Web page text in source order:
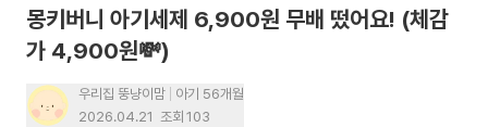
몽키버니 아기세제 6,900원 무배 떴어요! (체감
가 4,900원💸)
우리집 뚱냥이맘
아기 56개월
2026.04.21 조회 103